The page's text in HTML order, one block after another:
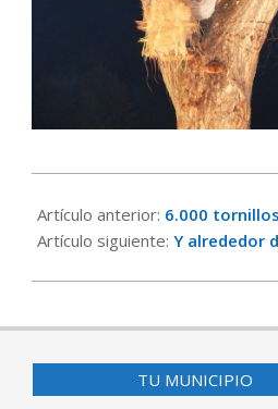
12-
26
Artículo anterior: 6.000
Artículo siguiente: Y alrededor
TU MUNICIPIO